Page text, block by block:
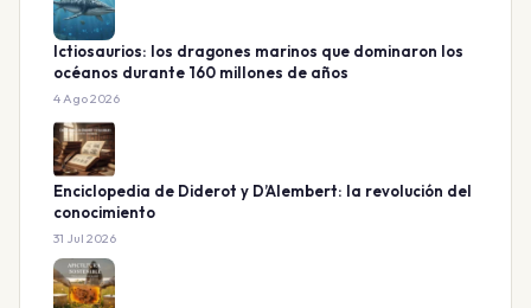
Ictiosaurios: los dragones marinos que dominaron los
océanos durante 160 millones de años
4 Ago 2026
Enciclopedia de Diderot y D’Alembert: la revolución del
conocimiento
31 Jul 2026